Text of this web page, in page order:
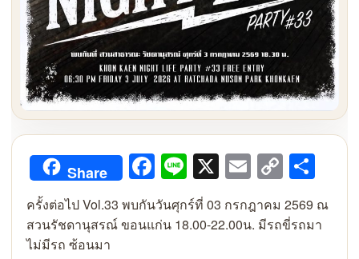
Share Facebook
Line
X Email
Copy
Link
ครั้งต่อไป Vol.33 พบกันวันศุกร์ที่ 03 กรกฎาคม 2569 ณ
สวนรัชดานุสรณ์ ขอนแก่น 18.00-22.00น. มีรถขี่รถมา
ไม่มีรถ ซ้อนมา